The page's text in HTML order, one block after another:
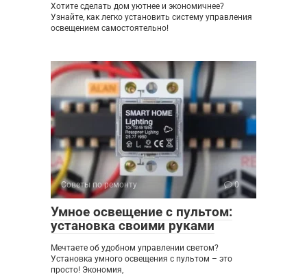
Хотите сделать дом уютнее и экономичнее?
Узнайте, как легко установить систему управления
освещением самостоятельно!
Советы по ремонту 0
Умное освещение с пультом:
установка своими руками
Мечтаете об удобном управлении светом?
Установка умного освещения с пультом – это
просто! Экономия,